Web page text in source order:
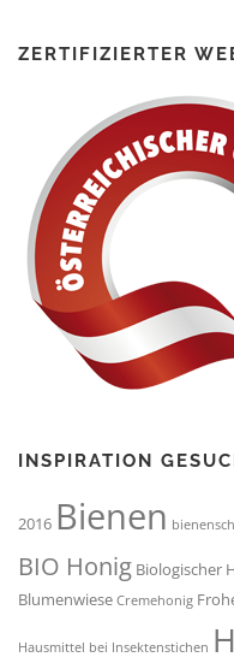
ZERTIFIZIERTER
INSPIRATION
2016 Bienen
BIO Honig Biologischer
Blumenwiese Cremehonig
Hausmittel bei Insektenstichen